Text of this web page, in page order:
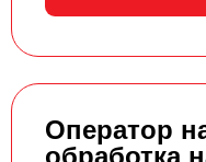
Оператор